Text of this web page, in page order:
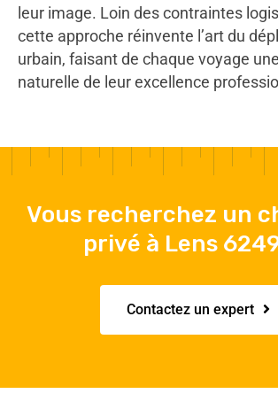
leur image. Loin des contraintes
cette approche réinvente l’art du
urbain, faisant de chaque voyage
naturelle de leur excellence
Vous recherchez un
privé à Lens
Contactez un expert